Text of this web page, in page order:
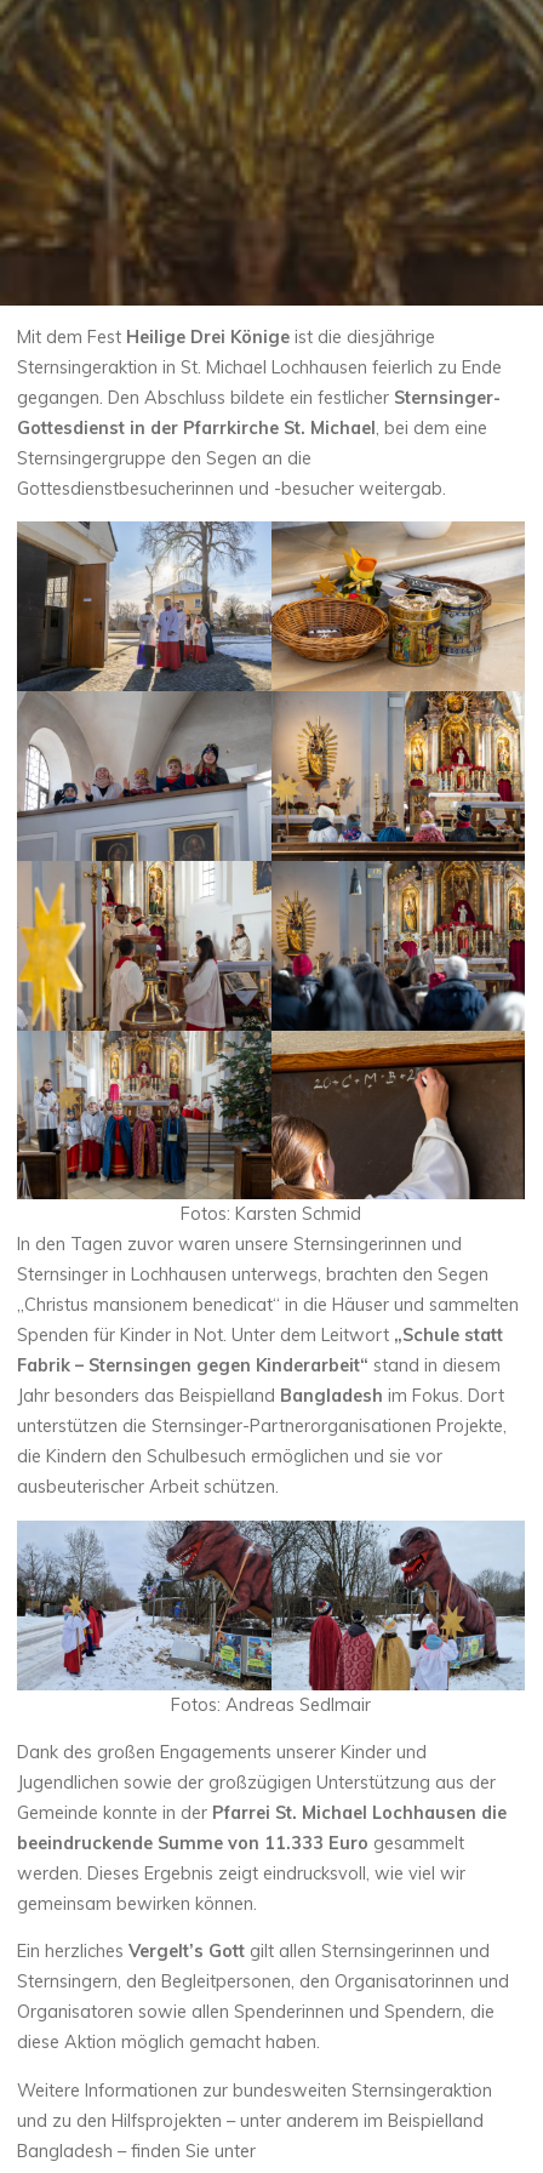
Mit dem Fest Heilige Drei Könige ist die diesjährige
Sternsingeraktion in St. Michael Lochhausen feierlich zu Ende
gegangen. Den Abschluss bildete ein festlicher Sternsinger-
Gottesdienst in der Pfarrkirche St. Michael, bei dem eine
Sternsingergruppe den Segen an die
Gottesdienstbesucherinnen und -besucher weitergab.
Fotos: Karsten Schmid
In den Tagen zuvor waren unsere Sternsingerinnen und
Sternsinger in Lochhausen unterwegs, brachten den Segen
„Christus mansionem benedicat“ in die Häuser und sammelten
Spenden für Kinder in Not. Unter dem Leitwort „Schule statt
Fabrik – Sternsingen gegen Kinderarbeit“ stand in diesem
Jahr besonders das Beispielland Bangladesh im Fokus. Dort
unterstützen die Sternsinger-Partnerorganisationen Projekte,
die Kindern den Schulbesuch ermöglichen und sie vor
ausbeuterischer Arbeit schützen.
Fotos: Andreas Sedlmair
Dank des großen Engagements unserer Kinder und
Jugendlichen sowie der großzügigen Unterstützung aus der
Gemeinde konnte in der Pfarrei St. Michael Lochhausen die
beeindruckende Summe von 11.333 Euro gesammelt
werden. Dieses Ergebnis zeigt eindrucksvoll, wie viel wir
gemeinsam bewirken können.
Ein herzlichesVergelt’s Gott gilt allen Sternsingerinnen und
Sternsingern, den Begleitpersonen, den Organisatorinnen und
Organisatoren sowie allen Spenderinnen und Spendern, die
diese Aktion möglich gemacht haben.
Weitere Informationen zur bundesweiten Sternsingeraktion
und zu den Hilfsprojekten – unter anderem im Beispielland
Bangladesh – finden Sie unter